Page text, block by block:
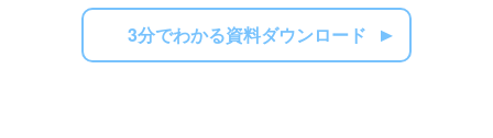
3分でわかる資料ダウンロード